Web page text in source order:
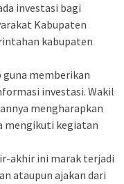
investasi bagi
Kabupaten
kabupaten
memberikan
investasi. Wakil
mengharapkan
mengikuti kegiatan
akhir ini marak terjadi
ataupun ajakan dari